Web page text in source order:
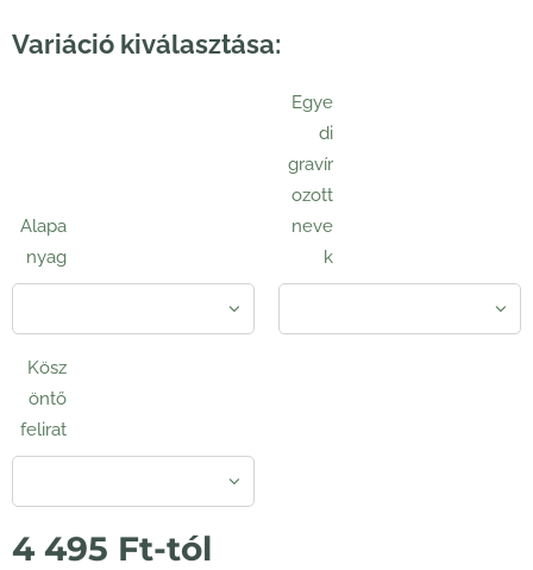
Variáció kiválasztása:
Alapa
nyag
Egye
di
gravír
ozott
neve
k
Kösz
öntő
felirat
4 495 Ft-tól